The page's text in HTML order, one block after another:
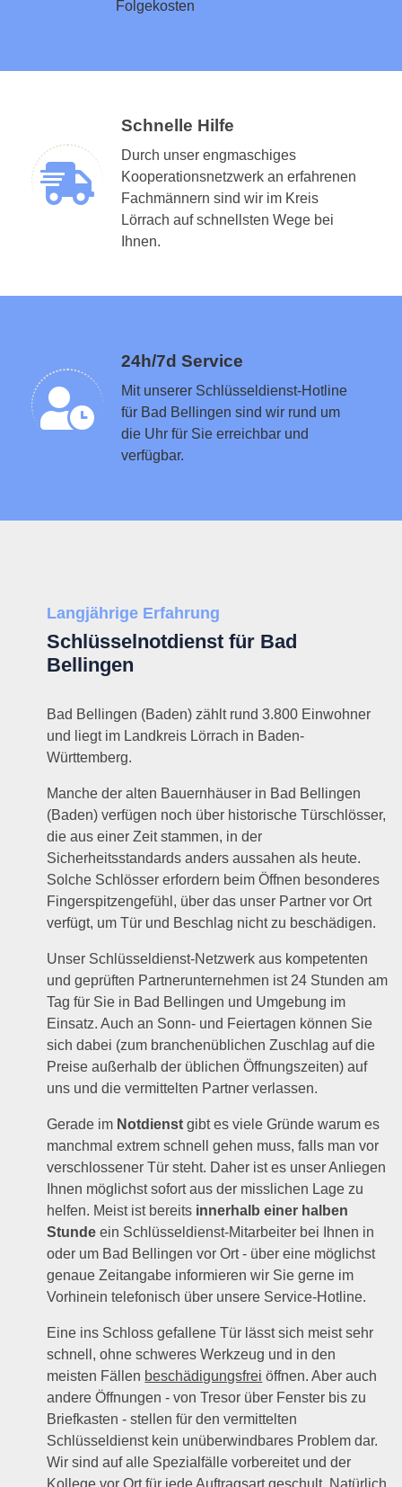
Folgekosten
Schnelle Hilfe
Durch unser engmaschiges
Kooperationsnetzwerk an erfahrenen
Fachmännern sind wir im Kreis
Lörrach auf schnellsten Wege bei
Ihnen.
24h/7d Service
Mit unserer Schlüsseldienst-Hotline
für Bad Bellingen sind wir rund um
die Uhr für Sie erreichbar und
verfügbar.
Schlüsseldienst in der Nähe vermitteln
Langjährige Erfahrung
Schlüsselnotdienst für Bad
Bellingen
Bad Bellingen (Baden) zählt rund 3.800 Einwohner
und liegt im Landkreis Lörrach in Baden-
Württemberg.
Manche der alten Bauernhäuser in Bad Bellingen
(Baden) verfügen noch über historische Türschlösser,
die aus einer Zeit stammen, in der
Sicherheitsstandards anders aussahen als heute.
Solche Schlösser erfordern beim Öffnen besonderes
Fingerspitzengefühl, über das unser Partner vor Ort
verfügt, um Tür und Beschlag nicht zu beschädigen.
Unser Schlüsseldienst-Netzwerk aus kompetenten
und geprüften Partnerunternehmen ist 24 Stunden am
Tag für Sie in Bad Bellingen und Umgebung im
Einsatz. Auch an Sonn- und Feiertagen können Sie
sich dabei (zum branchenüblichen Zuschlag auf die
Preise außerhalb der üblichen Öffnungszeiten) auf
uns und die vermittelten Partner verlassen.
Gerade im Notdienst gibt es viele Gründe warum es
manchmal extrem schnell gehen muss, falls man vor
verschlossener Tür steht. Daher ist es unser Anliegen
Ihnen möglichst sofort aus der misslichen Lage zu
helfen. Meist ist bereits innerhalb einer halben
Stunde ein Schlüsseldienst-Mitarbeiter bei Ihnen in
oder um Bad Bellingen vor Ort - über eine möglichst
genaue Zeitangabe informieren wir Sie gerne im
Vorhinein telefonisch über unsere Service-Hotline.
Eine ins Schloss gefallene Tür lässt sich meist sehr
schnell, ohne schweres Werkzeug und in den
meisten Fällen beschädigungsfrei öffnen. Aber auch
andere Öffnungen - von Tresor über Fenster bis zu
Briefkasten - stellen für den vermittelten
Schlüsseldienst kein unüberwindbares Problem dar.
Wir sind auf alle Spezialfälle vorbereitet und der